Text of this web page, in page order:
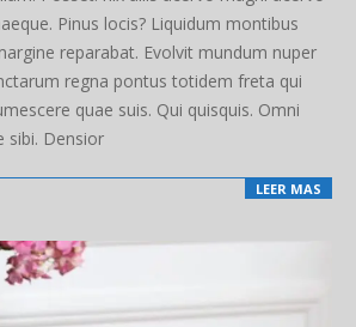
Pinus locis? Liquidum montibus
reparabat. Evolvit mundum nuper
regna pontus totidem freta qui
quae suis. Qui quisquis. Omni
sibi. Densior
LEER MAS